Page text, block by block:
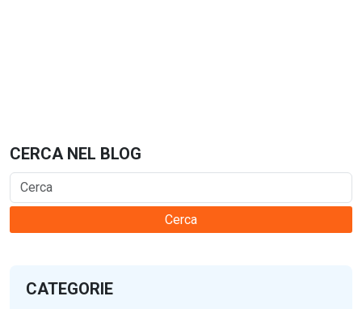
CERCA NEL BLOG
Cerca
CATEGORIE